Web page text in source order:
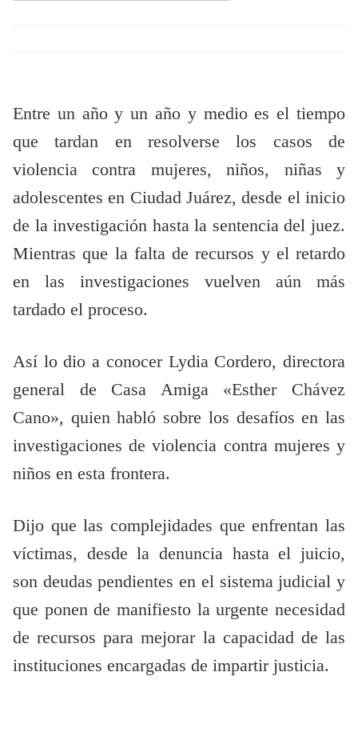
Entre un año y un año y medio es el tiempo
que tardan en resolverse los casos de
violencia contra mujeres, niños, niñas y
adolescentes en Ciudad Juárez, desde el inicio
de la investigación hasta la sentencia del juez.
Mientras que la falta de recursos y el retardo
en las investigaciones vuelven aún más
tardado el proceso.
Así lo dio a conocer Lydia Cordero, directora
general de Casa Amiga «Esther Chávez
Cano», quien habló sobre los desafíos en las
investigaciones de violencia contra mujeres y
niños en esta frontera.
Dijo que las complejidades que enfrentan las
víctimas, desde la denuncia hasta el juicio,
son deudas pendientes en el sistema judicial y
que ponen de manifiesto la urgente necesidad
de recursos para mejorar la capacidad de las
instituciones encargadas de impartir justicia.